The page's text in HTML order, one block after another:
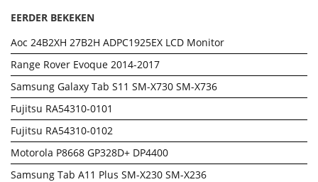
EERDER BEKEKEN
Aoc 24B2XH 27B2H ADPC1925EX LCD Monitor
Range Rover Evoque 2014-2017
Samsung Galaxy Tab S11 SM-X730 SM-X736
Fujitsu RA54310-0101
Fujitsu RA54310-0102
Motorola P8668 GP328D+ DP4400
Samsung Tab A11 Plus SM-X230 SM-X236